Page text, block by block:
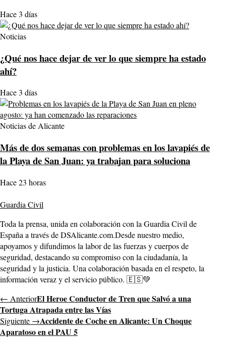
Hace 3 días
Noticias
¿Qué nos hace dejar de ver lo que siempre ha estado
ahí?
Hace 3 días
Noticias de Alicante
Más de dos semanas con problemas en los lavapiés de
la Playa de San Juan: ya trabajan para soluciona
Hace 23 horas
Guardia Civil
Toda la prensa, unida en colaboración con la Guardia Civil de
España a través de DSAlicante.com.Desde nuestro medio,
apoyamos y difundimos la labor de las fuerzas y cuerpos de
seguridad, destacando su compromiso con la ciudadanía, la
seguridad y la justicia. Una colaboración basada en el respeto, la
información veraz y el servicio público. 🇪🇸💚
← AnteriorEl Heroe Conductor de Tren que Salvó a una
Tortuga Atrapada entre las Vías
Siguiente →Accidente de Coche en Alicante: Un Choque
Aparatoso en el PAU 5